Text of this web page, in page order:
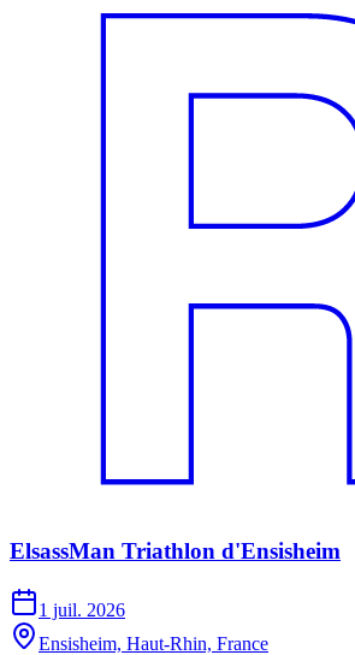
ElsassMan Triathlon d'Ensisheim
1 juil. 2026
Ensisheim, Haut-Rhin, France